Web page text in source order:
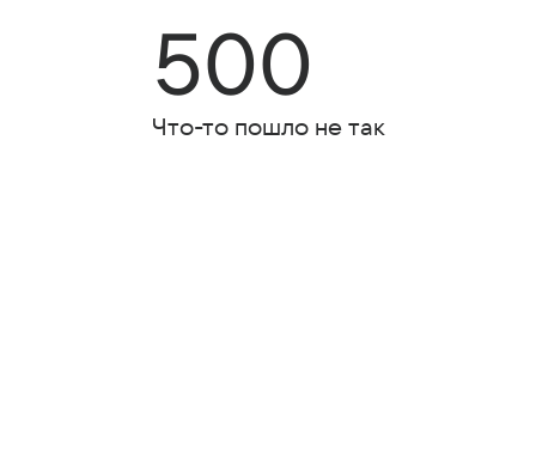
500
Что-то пошло не так